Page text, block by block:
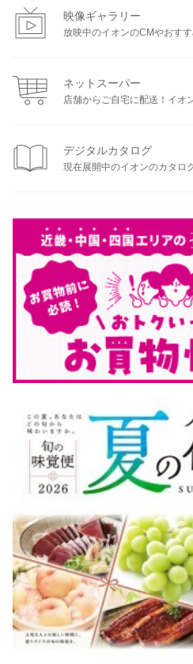
映像ギャラリー
放映中のイオンのCMやおす
ネットスーパー
店舗からご自宅に配送！イオ
デジタルカタログ
現在展開中のイオンのカタロ